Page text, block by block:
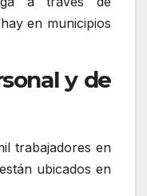
en municipios
y de
trabajadores en
ubicados en